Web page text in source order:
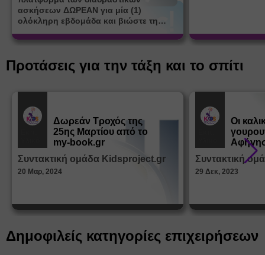
ασκήσεων ΔΩΡΕΑΝ για μία (1)
ολόκληρη εβδομάδα και βιώστε τη
learn.gr* * Αφορά νέες εγγραφές
Προτάσεις για την τάξη και το σπίτι
Δωρεάν Tροχός της
25ης Μαρτίου από το
my-book.gr
Συντακτική ομάδα Kidsproject.gr
20 Μαρ, 2024
Οι
από τα
Συντακτική
29 Δεκ, 2023
Δημοφιλείς κατηγορίες επιχειρήσεων